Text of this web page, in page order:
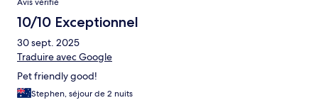
Avis vérifié
10/10 Exceptionnel
30 sept. 2025
Traduire avec Google
Pet friendly good!
Stephen, séjour de 2 nuits